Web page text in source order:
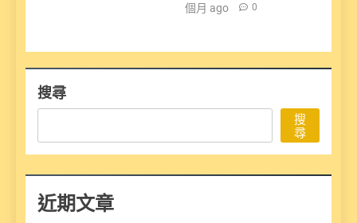
個月 ago
0
搜尋
搜
尋
近期文章